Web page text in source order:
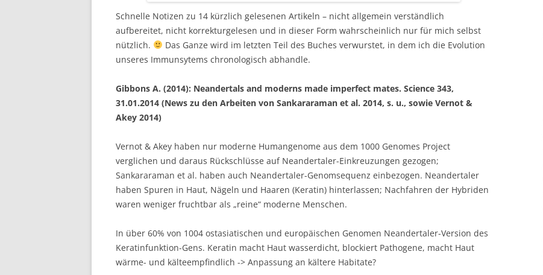
Schnelle Notizen zu 14 kürzlich gelesenen Artikeln – nicht allgemein verständlich
aufbereitet, nicht korrekturgelesen und in dieser Form wahrscheinlich nur für mich selbst
nützlich.
Das Ganze wird im letzten Teil des Buches verwurstet, in dem ich die Evolution
unseres Immunsytems chronologisch abhandle.
Gibbons A. (2014): Neandertals and moderns made imperfect mates. Science 343,
31.01.2014 (News zu den Arbeiten von Sankararaman et al. 2014, s. u., sowie Vernot &
Akey 2014)
Vernot & Akey haben nur moderne Humangenome aus dem 1000 Genomes Project
verglichen und daraus Rückschlüsse auf Neandertaler-Einkreuzungen gezogen;
Sankararaman et al. haben auch Neandertaler-Genomsequenz einbezogen. Neandertaler
haben Spuren in Haut, Nägeln und Haaren (Keratin) hinterlassen; Nachfahren der Hybriden
waren weniger fruchtbar als „reine“ moderne Menschen.
In über 60% von 1004 ostasiatischen und europäischen Genomen Neandertaler-Version des
Keratinfunktion-Gens. Keratin macht Haut wasserdicht, blockiert Pathogene, macht Haut
wärme- und kälteempfindlich -> Anpassung an kältere Habitate?